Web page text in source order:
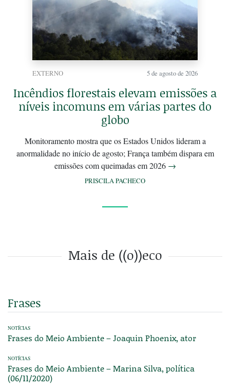
EXTERNO 5 de agosto de 2026
Incêndios florestais elevam emissões a
níveis incomuns em várias partes do
globo
Monitoramento mostra que os Estados Unidos lideram a
anormalidade no início de agosto; França também dispara em
emissões com queimadas em 2026 →
PRISCILA PACHECO
Mais de ((o))eco
Frases
NOTÍCIAS
Frases do Meio Ambiente – Joaquin Phoenix, ator
NOTÍCIAS
Frases do Meio Ambiente – Marina Silva, política
(06/11/2020)